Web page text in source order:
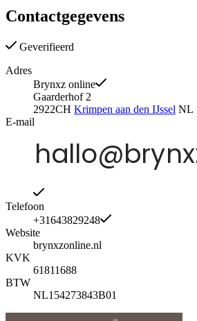
Contactgegevens
Geverifieerd
Adres
Brynxz online
Gaarderhof 2
2922CH Krimpen aan den IJssel NL
E-mail
Telefoon
+31643829248
Website
brynxzonline.nl
KVK
61811688
BTW
NL154273843B01